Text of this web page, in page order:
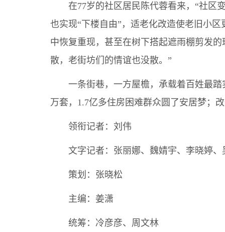
在77岁的社区居民陈代蓉看来，“社区变
也实现“下楼自由”，适老化改造使老旧小
中恢复重现，甚至在树下搭起遮雨棚剪发
散，老街坊们的情谊也没散。”
一条街巷，一方屋檐，承载着百姓最踏
万套，1.7亿多住房困难群众圆了安居梦；
领衔记者：刘伟
文字记者：张丽娜、魏婧宇、李晓婷、
策划：张晓松
主编：姜潇
统筹：冷彦彦、周文林